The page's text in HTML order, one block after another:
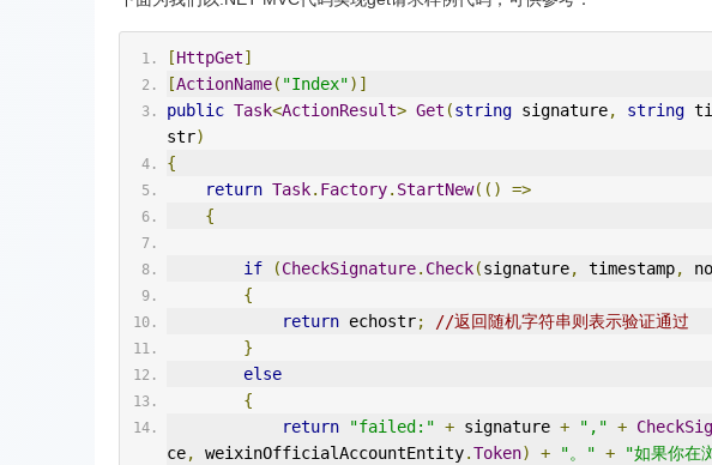
[HttpGet]
[ActionName( "Index")]
public Task<ActionResult> Get (string signature, string
str)
{
return Task. Factory. StartNew(()
=>
{
if (CheckSignature. Check(signature, timestamp,
{
return echostr;
//返回随机字符串则表示验证通过
}
else
{
return
"failed:" + signature + "," +
ce, weixinOfficialAccountEntity.Token) + "。" +
"如果你在